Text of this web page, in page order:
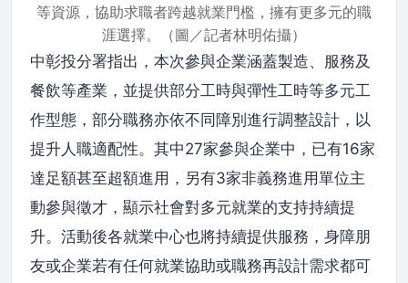
等資源，協助求職者跨越就業門檻，擁有更多元的職
涯選擇。（圖／記者林明佑攝）
中彰投分署指出，本次參與企業涵蓋製造、服務及
餐飲等產業，並提供部分工時與彈性工時等多元工
作型態，部分職務亦依不同障別進行調整設計，以
提升人職適配性。其中27家參與企業中，已有16家
達足額甚至超額進用，另有3家非義務進用單位主
動參與徵才，顯示社會對多元就業的支持持續提
升。活動後各就業中心也將持續提供服務，身障朋
友或企業若有任何就業協助或職務再設計需求都可